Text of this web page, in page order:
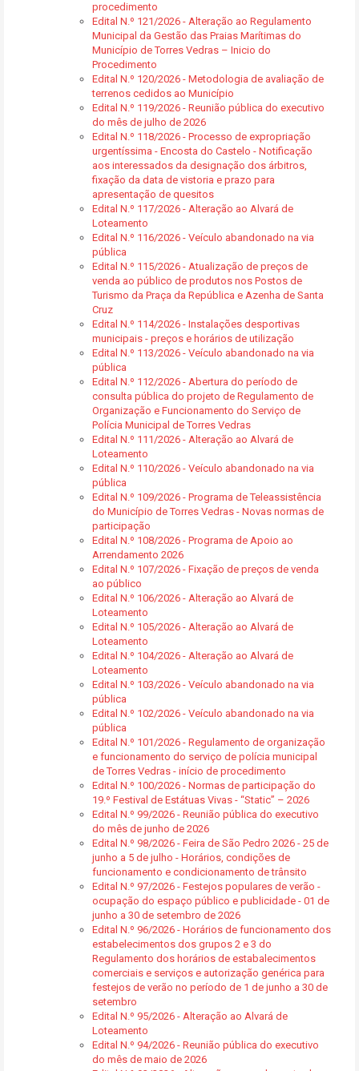
procedimento
Edital N.º 121/2026 - Alteração ao Regulamento
Municipal da Gestão das Praias Marítimas do
Município de Torres Vedras – Inicio do
Procedimento
Edital N.º 120/2026 - Metodologia de avaliação de
terrenos cedidos ao Município
Edital N.º 119/2026 - Reunião pública do executivo
do mês de julho de 2026
Edital N.º 118/2026 - Processo de expropriação
urgentíssima - Encosta do Castelo - Notificação
aos interessados da designação dos árbitros,
fixação da data de vistoria e prazo para
apresentação de quesitos
Edital N.º 117/2026 - Alteração ao Alvará de
Loteamento
Edital N.º 116/2026 - Veículo abandonado na via
pública
Edital N.º 115/2026 - Atualização de preços de
venda ao público de produtos nos Postos de
Turismo da Praça da República e Azenha de Santa
Cruz
Edital N.º 114/2026 - Instalações desportivas
municipais - preços e horários de utilização
Edital N.º 113/2026 - Veículo abandonado na via
pública
Edital N.º 112/2026 - Abertura do período de
consulta pública do projeto de Regulamento de
Organização e Funcionamento do Serviço de
Polícia Municipal de Torres Vedras
Edital N.º 111/2026 - Alteração ao Alvará de
Loteamento
Edital N.º 110/2026 - Veículo abandonado na via
pública
Edital N.º 109/2026 - Programa de Teleassistência
do Município de Torres Vedras - Novas normas de
participação
Edital N.º 108/2026 - Programa de Apoio ao
Arrendamento 2026
Edital N.º 107/2026 - Fixação de preços de venda
ao público
Edital N.º 106/2026 - Alteração ao Alvará de
Loteamento
Edital N.º 105/2026 - Alteração ao Alvará de
Loteamento
Edital N.º 104/2026 - Alteração ao Alvará de
Loteamento
Edital N.º 103/2026 - Veículo abandonado na via
pública
Edital N.º 102/2026 - Veículo abandonado na via
pública
Edital N.º 101/2026 - Regulamento de organização
e funcionamento do serviço de polícia municipal
de Torres Vedras - início de procedimento
Edital N.º 100/2026 - Normas de participação do
19.º Festival de Estátuas Vivas - “Static” – 2026
Edital N.º 99/2026 - Reunião pública do executivo
do mês de junho de 2026
Edital N.º 98/2026 - Feira de São Pedro 2026 - 25 de
junho a 5 de julho - Horários, condições de
funcionamento e condicionamento de trânsito
Edital N.º 97/2026 - Festejos populares de verão -
ocupação do espaço público e publicidade - 01 de
junho a 30 de setembro de 2026
Edital N.º 96/2026 - Horários de funcionamento dos
estabelecimentos dos grupos 2 e 3 do
Regulamento dos horários de estabalecimentos
comerciais e serviços e autorização genérica para
festejos de verão no período de 1 de junho a 30 de
setembro
Edital N.º 95/2026 - Alteração ao Alvará de
Loteamento
Edital N.º 94/2026 - Reunião pública do executivo
do mês de maio de 2026